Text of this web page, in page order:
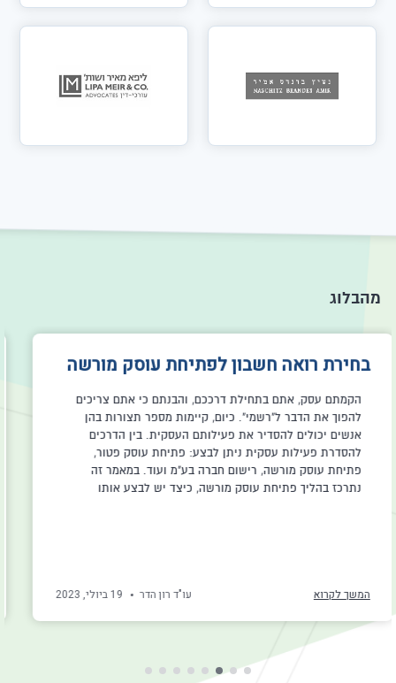
מהבלוג
איך לפתוח עוסק פטור ב- 2021? המדריך
המלא
מזל טוב! החלטתם לפתוח עסק חדש. רגע לפני שאתם
מתחילים במלאכה, מחפשים לקוחות, מפרסמים ומגייסים
עובדים, חשוב להירשם כעוסק ברשויות המס. מה זה בעצם
אומר ואיך מבצעים פתיחת תיק עוסק פטור אונליין? הכנו
עבורכם מדריך מפורט עם כל מה שאתם צריכים לדעת. מה זה
המשך לקרוא עו"ד רון הדר 27 בינואר, 2021